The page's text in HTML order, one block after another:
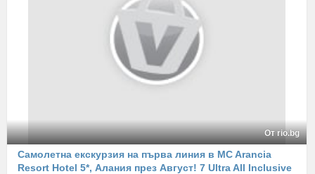
От rio.bg
Самолетна екскурзия на първа линия в MC Arancia
Resort Hotel 5*, Алания през Август! 7 Ultra All Inclusive